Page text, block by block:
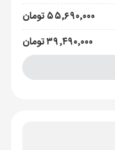
۵۵٬۶۹۰٬۰۰۰ تومان
۳۹٬۴۹۰٬۰۰۰ تومان